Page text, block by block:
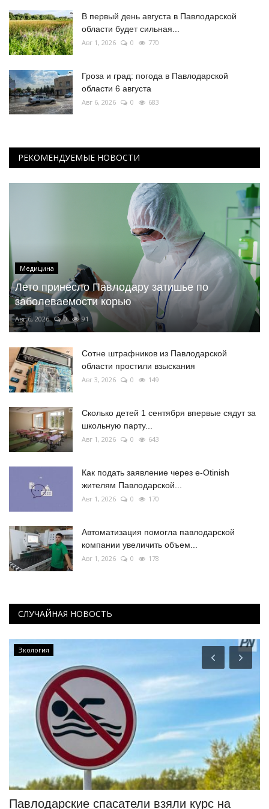
В первый день августа в Павлодарской
области будет сильная...
Авг 1, 2026 0 770
Гроза и град: погода в Павлодарской
области 6 августа
Авг 6, 2026 0 683
РЕКОМЕНДУЕМЫЕ НОВОСТИ
Медицина
Лето принесло Павлодару затишье по
заболеваемости корью
Авг 6, 2026 0 91
Сотне штрафников из Павлодарской
области простили взыскания
Авг 3, 2026 0 149
Сколько детей 1 сентября впервые сядут за
школьную парту...
Авг 1, 2026 0 643
Как подать заявление через e-Otinish
жителям Павлодарской...
Авг 1, 2026 0 170
Автоматизация помогла павлодарской
компании увеличить объем...
Авг 1, 2026 0 178
СЛУЧАЙНАЯ НОВОСТЬ
Экология
Павлодарские спасатели взяли курс на